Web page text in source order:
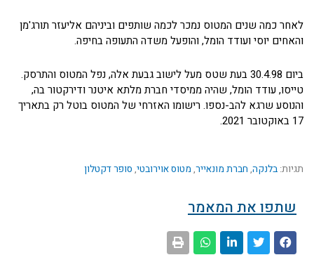
לאחר כמה שנים המטוס נמכר לכמה שותפים וביניהם אליעזר תורג'מן
והאחים יוסי ועודד הומל, והופעל משדה התעופה בחיפה.
ביום 30.4.98 בעת שטס מעל לישוב גבעת אלה, נפל המטוס והתרסק.
טייסו, עודד הומל, שהיה ממיסדי חברת מלתא איטנר ודירקטור בה,
והנוסע שרגא להב-נספו. רישומו האזרחי של המטוס בוטל רק בתאריך
17 באוקטובר 2021.
תגיות: בלנקה, חברת מונאייר, מטוס אוירובטי, סופר דקטלון
שתפו את המאמר